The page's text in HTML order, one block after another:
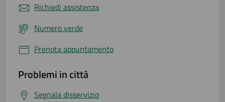
Richiedi assistenza
Numero verde
Prenota appuntamento
Problemi in città
Segnala disservizio